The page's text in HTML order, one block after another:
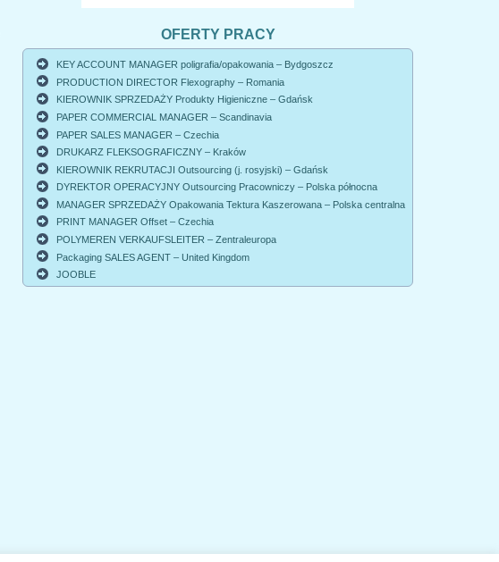
OFERTY PRACY
KEY ACCOUNT MANAGER poligrafia/opakowania – Bydgoszcz
PRODUCTION DIRECTOR Flexography – Romania
KIEROWNIK SPRZEDAŻY Produkty Higieniczne – Gdańsk
PAPER COMMERCIAL MANAGER – Scandinavia
PAPER SALES MANAGER – Czechia
DRUKARZ FLEKSOGRAFICZNY – Kraków
KIEROWNIK REKRUTACJI Outsourcing (j. rosyjski) – Gdańsk
DYREKTOR OPERACYJNY Outsourcing Pracowniczy – Polska północna
MANAGER SPRZEDAŻY Opakowania Tektura Kaszerowana – Polska centralna
PRINT MANAGER Offset – Czechia
POLYMEREN VERKAUFSLEITER – Zentraleuropa
Packaging SALES AGENT – United Kingdom
JOOBLE